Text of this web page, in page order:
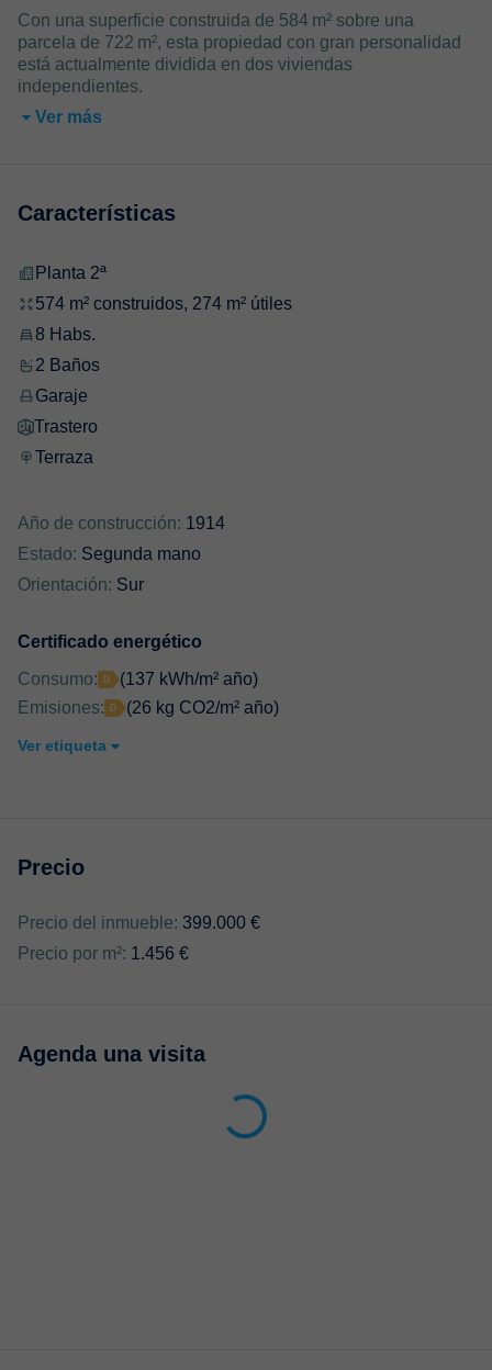
Con una superficie construida de 584 m² sobre una
parcela de 722 m², esta propiedad con gran personalidad
está actualmente dividida en dos viviendas
independientes.
Ver más
Características
Planta 2ª
574 m² construidos, 274 m² útiles
8 Habs.
2 Baños
Garaje
Trastero
Terraza
Año de construcción: 1914
Estado: Segunda mano
Orientación: Sur
Certificado energético
Consumo:
(137 kWh/m² año)
Emisiones:
(26 kg CO2/m² año)
Ver etiqueta
Precio
Precio del inmueble: 399.000 €
Precio por m²: 1.456 €
Agenda una visita